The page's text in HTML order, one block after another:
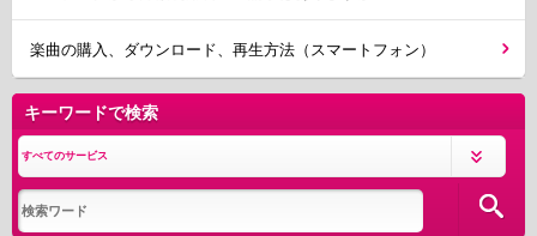
楽曲の購入、ダウンロード、再生方法（スマートフォン）
キーワードで検索